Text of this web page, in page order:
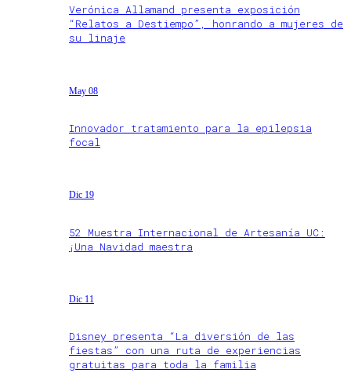
Verónica Allamand presenta exposición
“Relatos a Destiempo”, honrando a mujeres de
su linaje
May 08
Innovador tratamiento para la epilepsia
focal
Dic 19
52 Muestra Internacional de Artesanía UC:
¡Una Navidad maestra
Dic 11
Disney presenta “La diversión de las
fiestas” con una ruta de experiencias
gratuitas para toda la familia